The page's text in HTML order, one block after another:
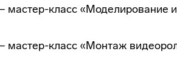
мастер-класс «Моделирование
мастер-класс «Монтаж